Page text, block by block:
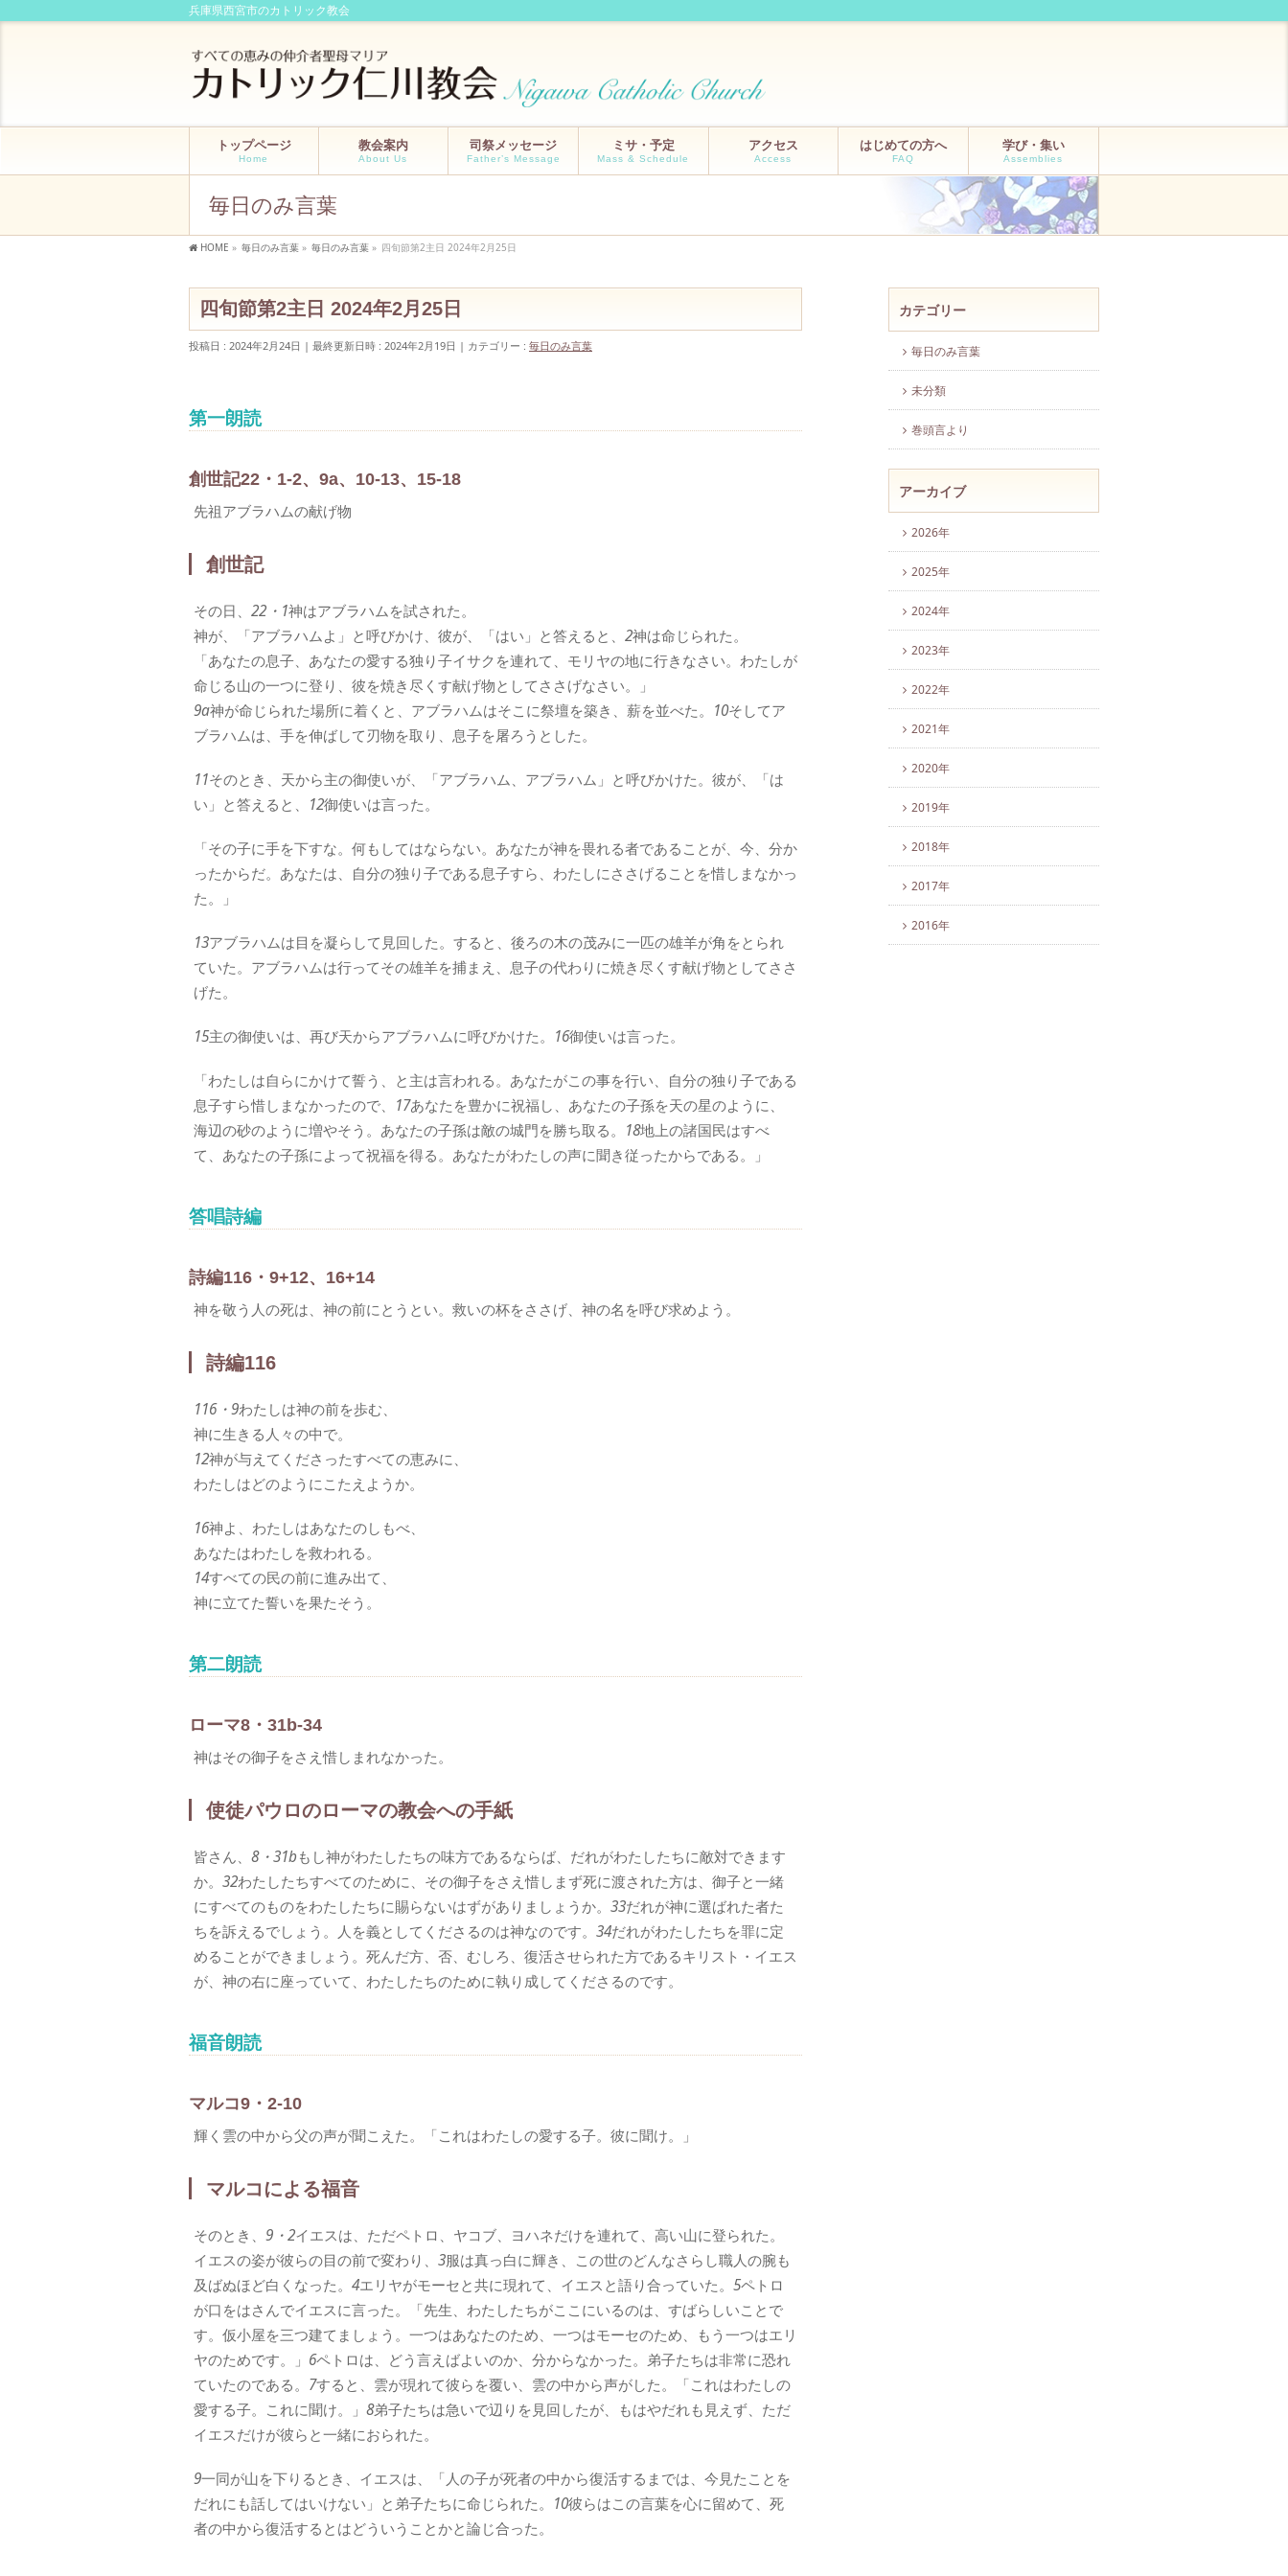
兵庫県西宮市のカトリック教会
トップページ
Home
教会案内
About Us
司祭メッセージ
Father’s Message
ミサ・予定
Mass & Schedule
アクセス
Access
はじめての方へ
FAQ
学び・集い
Assemblies
毎日のみ言葉
HOME » 毎日のみ言葉 » 毎日のみ言葉 » 四旬節第2主日 2024年2月25日
四旬節第2主日 2024年2月25日
投稿日 : 2024年2月24日 最終更新日時 : 2024年2月19日 カテゴリー : 毎日のみ言葉
第一朗読
創世記22・1-2、9a、10-13、15-18
先祖アブラハムの献げ物
創世記
その日、 22・1神はアブラハムを試された。
神が、「アブラハムよ」と呼びかけ、彼が、「はい」と答えると、 2神は命じられた。
「あなたの息子、あなたの愛する独り子イサクを連れて、モリヤの地に行きなさい。わたしが
命じる山の一つに登り、彼を焼き尽くす献げ物としてささげなさい。」
9a神が命じられた場所に着くと、アブラハムはそこに祭壇を築き、薪を並べた。 10そしてア
ブラハムは、手を伸ばして刃物を取り、息子を屠ろうとした。
11そのとき、天から主の御使いが、「アブラハム、アブラハム」と呼びかけた。彼が、「は
い」と答えると、 12御使いは言った。
「その子に手を下すな。何もしてはならない。あなたが神を畏れる者であることが、今、分か
ったからだ。あなたは、自分の独り子である息子すら、わたしにささげることを惜しまなかっ
た。」
13アブラハムは目を凝らして見回した。すると、後ろの木の茂みに一匹の雄羊が角をとられ
ていた。アブラハムは行ってその雄羊を捕まえ、息子の代わりに焼き尽くす献げ物としてささ
げた。
15主の御使いは、再び天からアブラハムに呼びかけた。 16御使いは言った。
「わたしは自らにかけて誓う、と主は言われる。あなたがこの事を行い、自分の独り子である
息子すら惜しまなかったので、 17あなたを豊かに祝福し、あなたの子孫を天の星のように、
海辺の砂のように増やそう。あなたの子孫は敵の城門を勝ち取る。 18地上の諸国民はすべ
て、あなたの子孫によって祝福を得る。あなたがわたしの声に聞き従ったからである。」
答唱詩編
詩編116・9+12、16+14
神を敬う人の死は、神の前にとうとい。救いの杯をささげ、神の名を呼び求めよう。
詩編116
116・9わたしは神の前を歩む、
神に生きる人々の中で。
12神が与えてくださったすべての恵みに、
わたしはどのようにこたえようか。
16神よ、わたしはあなたのしもべ、
あなたはわたしを救われる。
14すべての民の前に進み出て、
神に立てた誓いを果たそう。
第二朗読
ローマ8・31b-34
神はその御子をさえ惜しまれなかった。
使徒パウロのローマの教会への手紙
皆さん、 8・31bもし神がわたしたちの味方であるならば、だれがわたしたちに敵対できます
か。 32わたしたちすべてのために、その御子をさえ惜しまず死に渡された方は、御子と一緒
にすべてのものをわたしたちに賜らないはずがありましょうか。 33だれが神に選ばれた者た
ちを訴えるでしょう。人を義としてくださるのは神なのです。 34だれがわたしたちを罪に定
めることができましょう。死んだ方、否、むしろ、復活させられた方であるキリスト・イエス
が、神の右に座っていて、わたしたちのために執り成してくださるのです。
福音朗読
マルコ9・2-10
輝く雲の中から父の声が聞こえた。「これはわたしの愛する子。彼に聞け。」
マルコによる福音
そのとき、 9・2イエスは、ただペトロ、ヤコブ、ヨハネだけを連れて、高い山に登られた。
イエスの姿が彼らの目の前で変わり、 3服は真っ白に輝き、この世のどんなさらし職人の腕も
及ばぬほど白くなった。 4エリヤがモーセと共に現れて、イエスと語り合っていた。 5ペトロ
が口をはさんでイエスに言った。「先生、わたしたちがここにいるのは、すばらしいことで
す。仮小屋を三つ建てましょう。一つはあなたのため、一つはモーセのため、もう一つはエリ
ヤのためです。」 6ペトロは、どう言えばよいのか、分からなかった。弟子たちは非常に恐れ
ていたのである。 7すると、雲が現れて彼らを覆い、雲の中から声がした。「これはわたしの
愛する子。これに聞け。」 8弟子たちは急いで辺りを見回したが、もはやだれも見えず、ただ
イエスだけが彼らと一緒におられた。
9一同が山を下りるとき、イエスは、「人の子が死者の中から復活するまでは、今見たことを
だれにも話してはいけない」と弟子たちに命じられた。 10彼らはこの言葉を心に留めて、死
者の中から復活するとはどういうことかと論じ合った。
カテゴリー
毎日のみ言葉
未分類
巻頭言より
アーカイブ
2026年
2025年
2024年
2023年
2022年
2021年
2020年
2019年
2018年
2017年
2016年